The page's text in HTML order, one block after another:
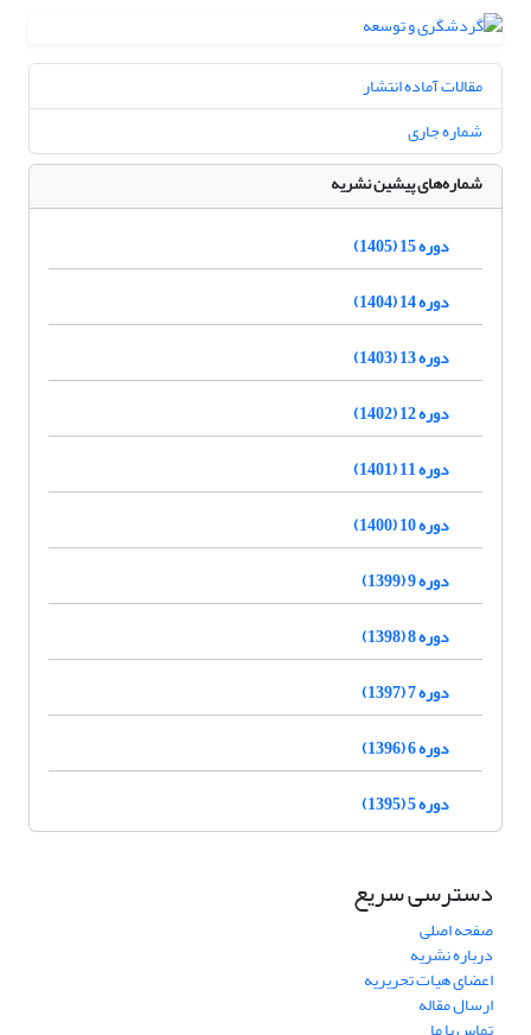
مقالات آماده انتشار
شماره جاری
شماره‌های پیشین نشریه
دوره 15 (1405)
دوره 14 (1404)
دوره 13 (1403)
دوره 12 (1402)
دوره 11 (1401)
دوره 10 (1400)
دوره 9 (1399)
دوره 8 (1398)
دوره 7 (1397)
دوره 6 (1396)
دوره 5 (1395)
دسترسی سریع
صفحه اصلی
درباره نشریه
اعضای هیات تحریریه
ارسال مقاله